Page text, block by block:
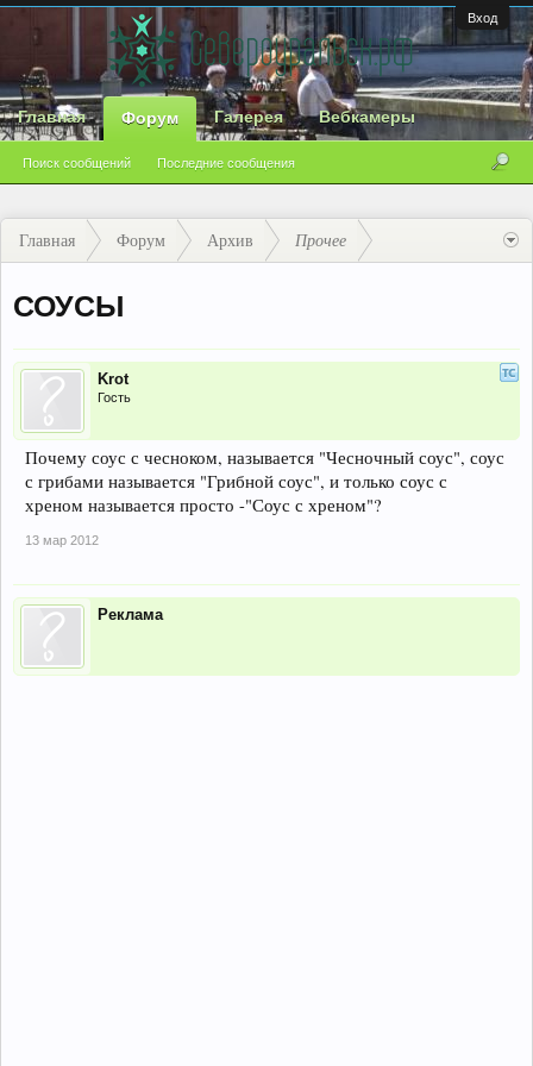
Вход
Главная Форум
Поиск сообщений Последние сообщения
Галерея Вебкамеры
Главная Форум Архив Прочее
СОУСЫ
Krot
Гость
Почему соус с чесноком, называется "Чесночный соус", соус
с грибами называется "Грибной соус", и только соус с
хреном называется просто -"Соус с хреном"?
13 мар 2012
Реклама